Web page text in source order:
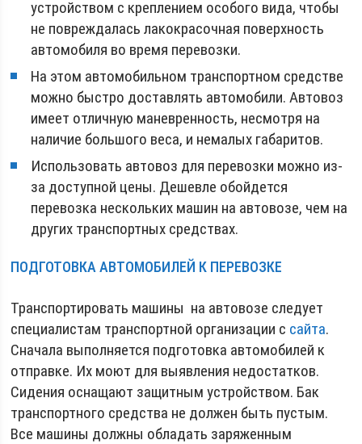
устройством с креплением особого вида, чтобы
не повреждалась лакокрасочная поверхность
автомобиля во время перевозки.
На этом автомобильном транспортном средстве
можно быстро доставлять автомобили. Автовоз
имеет отличную маневренность, несмотря на
наличие большого веса, и немалых габаритов.
Использовать автовоз для перевозки можно из-
за доступной цены. Дешевле обойдется
перевозка нескольких машин на автовозе, чем на
других транспортных средствах.
ПОДГОТОВКА АВТОМОБИЛЕЙ К ПЕРЕВОЗКЕ
Транспортировать машины на автовозе следует
специалистам транспортной организации с сайта.
Сначала выполняется подготовка автомобилей к
отправке. Их моют для выявления недостатков.
Сидения оснащают защитным устройством. Бак
транспортного средства не должен быть пустым.
Все машины должны обладать заряженным